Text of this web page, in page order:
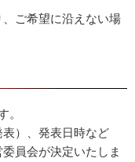
ご希望に沿えない場
。
）、発表日時など
員会が決定いたしま